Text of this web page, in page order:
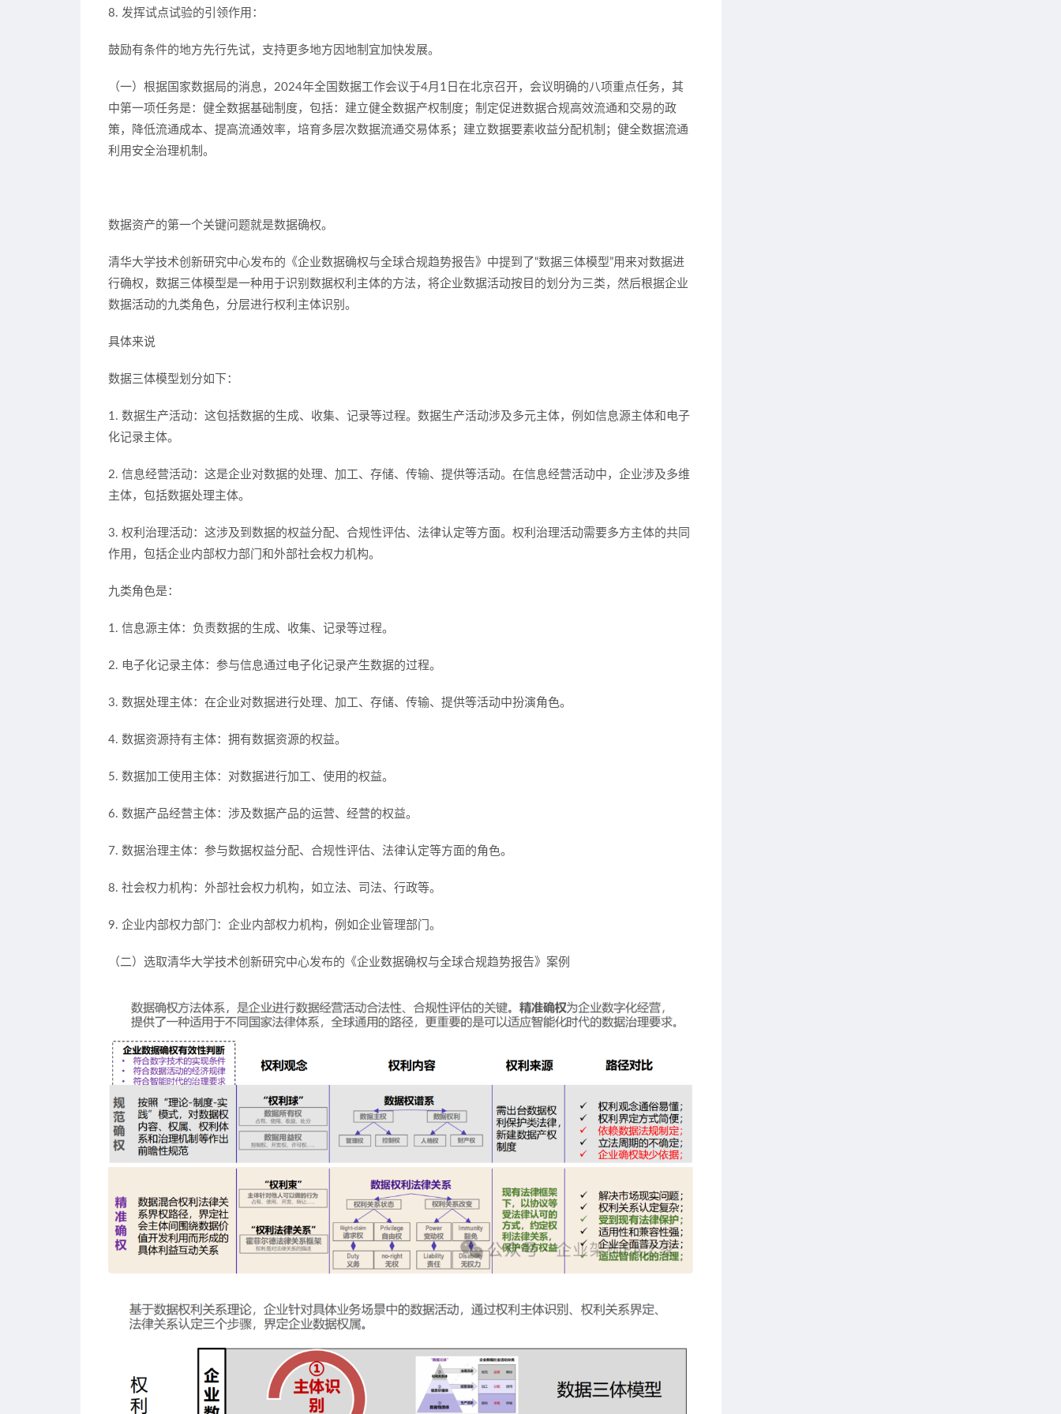
8. 发挥试点试验的引领作用：
鼓励有条件的地方先行先试，支持更多地方因地制宜加快发展。
（一）根据国家数据局的消息，2024年全国数据工作会议于4月1日在北京召开，会议明确的八项重点任务，其
中第一项任务是： 健全数据基础制度 ，包括： 建立健全数据产权制度 ； 制定促进数据合规高效流通和交易的政
策 ，降低流通成本、提高流通效率，培育多层次数据流通交易体系； 建立数据要素收益分配机制 ；健全数据流通
利用安全治理机制。
数据资产的第一个关键问题就是数据确权。
清华大学技术创新研究中心发布的《企业数据确权与全球合规趋势报告》中提到了 “数据三体模型”用来对数据进
行确权 ，数据三体模型是一种用于识别数据权利主体的方法，将企业数据活动按目的划分为三类，然后根据企业
数据活动的九类角色，分层进行权利主体识别。
具体来说
数据三体模型划分如下：
1. 数据生产活动：这包括数据的生成、收集、记录等过程。数据生产活动涉及多元主体，例如信息源主体和电子
化记录主体。
2. 信息经营活动：这是企业对数据的处理、加工、存储、传输、提供等活动。在信息经营活动中，企业涉及多维
主体，包括数据处理主体。
3. 权利治理活动：这涉及到数据的权益分配、合规性评估、法律认定等方面。权利治理活动需要多方主体的共同
作用，包括企业内部权力部门和外部社会权力机构。
九类角色是：
1. 信息源主体：负责数据的生成、收集、记录等过程。
2. 电子化记录主体：参与信息通过电子化记录产生数据的过程。
3. 数据处理主体：在企业对数据进行处理、加工、存储、传输、提供等活动中扮演角色。
4. 数据资源持有主体：拥有数据资源的权益。
5. 数据加工使用主体：对数据进行加工、使用的权益。
6. 数据产品经营主体：涉及数据产品的运营、经营的权益。
7. 数据治理主体：参与数据权益分配、合规性评估、法律认定等方面的角色。
8. 社会权力机构：外部社会权力机构，如立法、司法、行政等。
9. 企业内部权力部门：企业内部权力机构，例如企业管理部门。
（二）选取清华大学技术创新研究中心发布的《企业数据确权与全球合规趋势报告》案例